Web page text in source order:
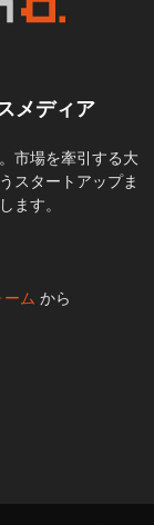
メディア
市場を牽引する大
スタートアップま
ます。
ム から